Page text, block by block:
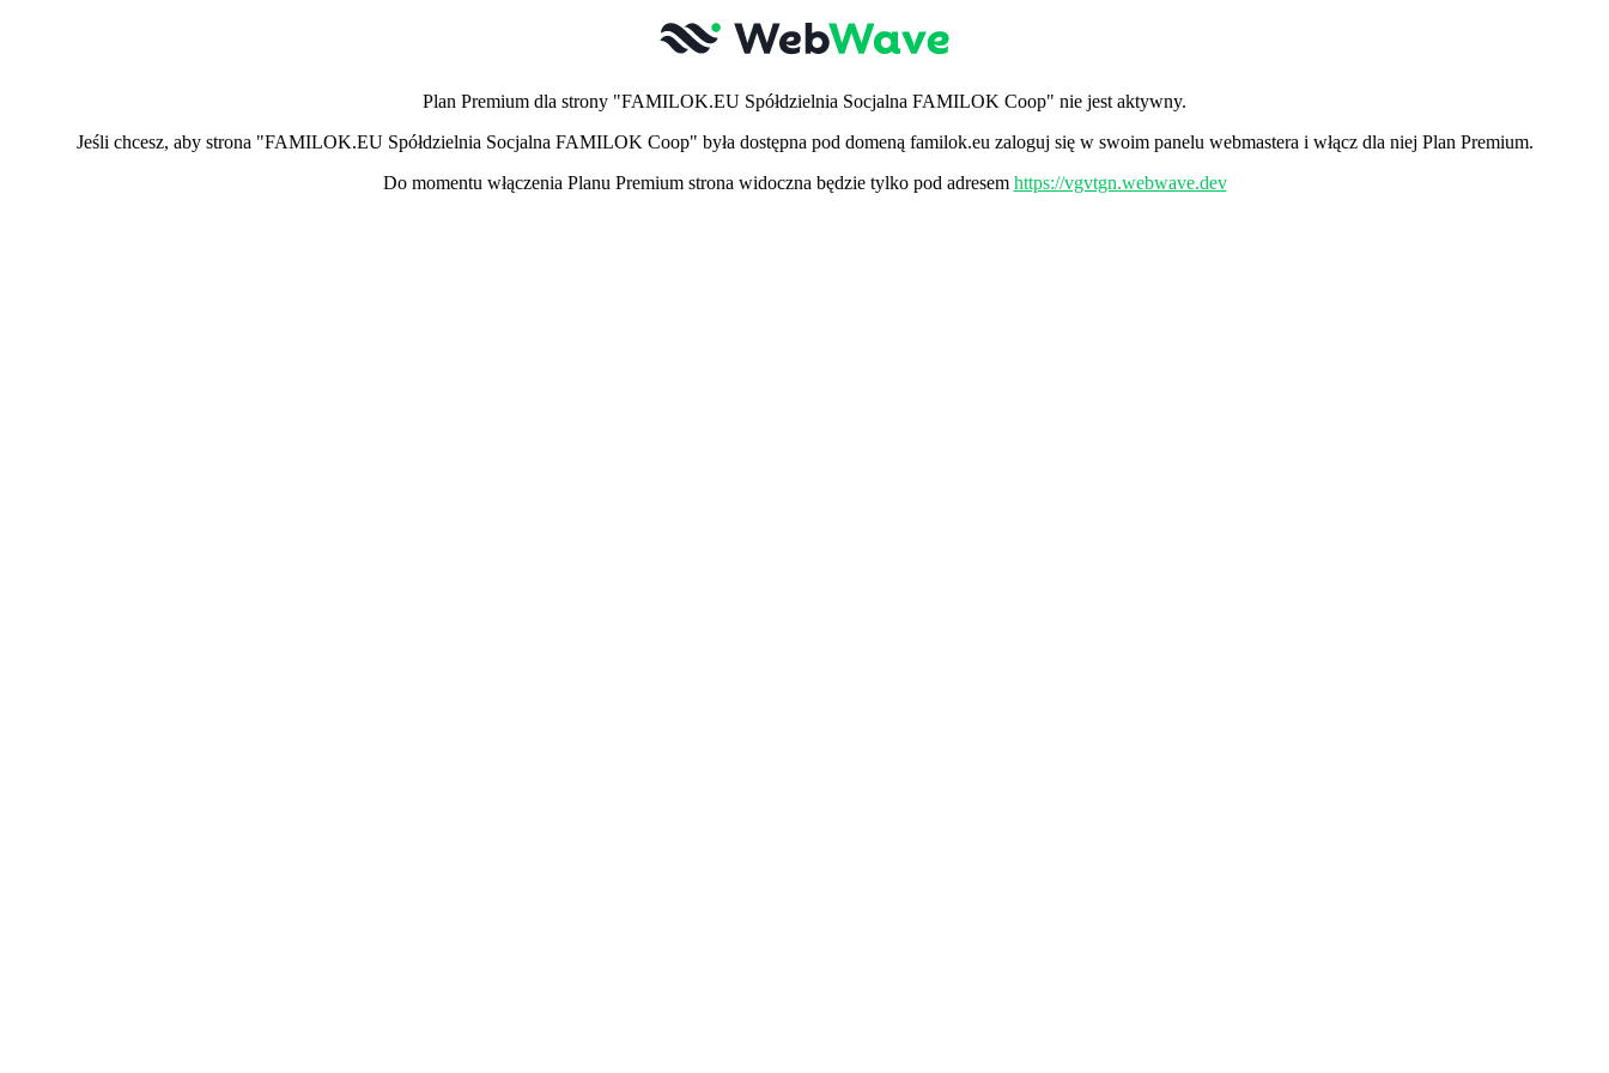
Plan Premium dla strony "FAMILOK.EU Spółdzielnia Socjalna FAMILOK Coop" nie jest aktywny.
Jeśli chcesz, aby strona "FAMILOK.EU Spółdzielnia Socjalna FAMILOK Coop" była dostępna pod domeną familok.eu zaloguj się w swoim panelu webmastera i włącz dla niej Plan Premium.
Do momentu włączenia Planu Premium strona widoczna będzie tylko pod adresem https://vgvtgn.webwave.dev